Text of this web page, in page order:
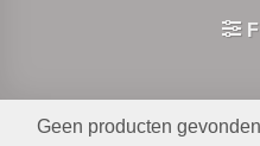
Geen producten